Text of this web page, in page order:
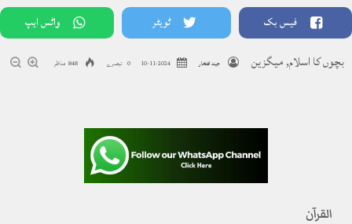
فیس بک ٹویٹر واٹس ایپ
بچوں کا اسلام,میگزین جیند افتخار 2024-11-10 0 تبصرے 848 مناظر
القرآن